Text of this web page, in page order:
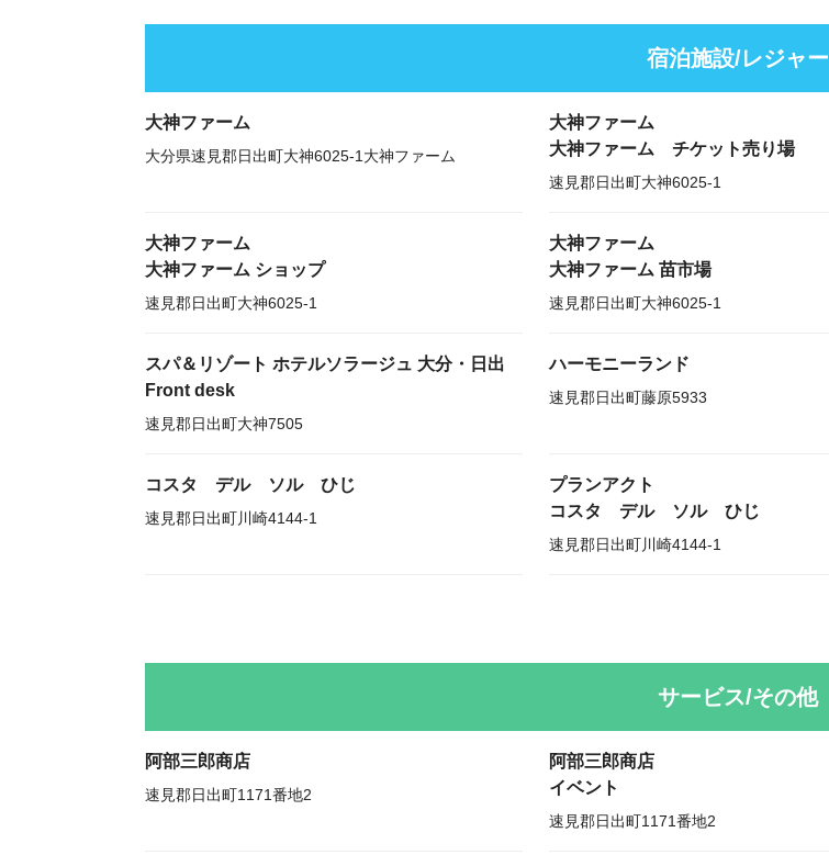
宿泊施設/レジャー
大神ファーム
大分県速見郡日出町大神6025-1大神ファーム
大神ファーム
大神ファーム チケット売り場
速見郡日出町大神6025-1
大神ファーム
大神ファーム ショップ
速見郡日出町大神6025-1
大神ファーム
大神ファーム 苗市場
速見郡日出町大神6025-1
スパ＆リゾート ホテルソラージュ 大分・日出
Front desk
速見郡日出町大神7505
ハーモニーランド
速見郡日出町藤原5933
コスタ デル ソル ひじ
速見郡日出町川崎4144-1
プランアクト
コスタ デル ソル ひじ
速見郡日出町川崎4144-1
サービス/その他
阿部三郎商店
速見郡日出町1171番地2
阿部三郎商店
イベント
速見郡日出町1171番地2